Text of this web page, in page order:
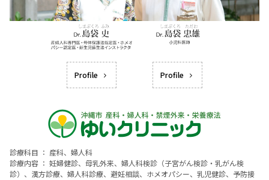
Profile Profile
診療科目 ： 産科、婦人科
診療内容 ： 妊婦健診、母乳外来、婦人科検診（子宮がん検診・乳がん検
診）、漢方診療、婦人科診療、避妊相談、ホメオパシー、乳児健診、予防接